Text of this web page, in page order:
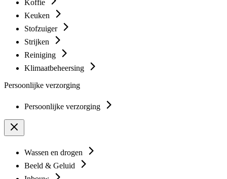
Koffie
Keuken
Stofzuiger
Strijken
Reiniging
Klimaatbeheersing
Persoonlijke verzorging
Persoonlijke verzorging
Wassen en drogen
Beeld & Geluid